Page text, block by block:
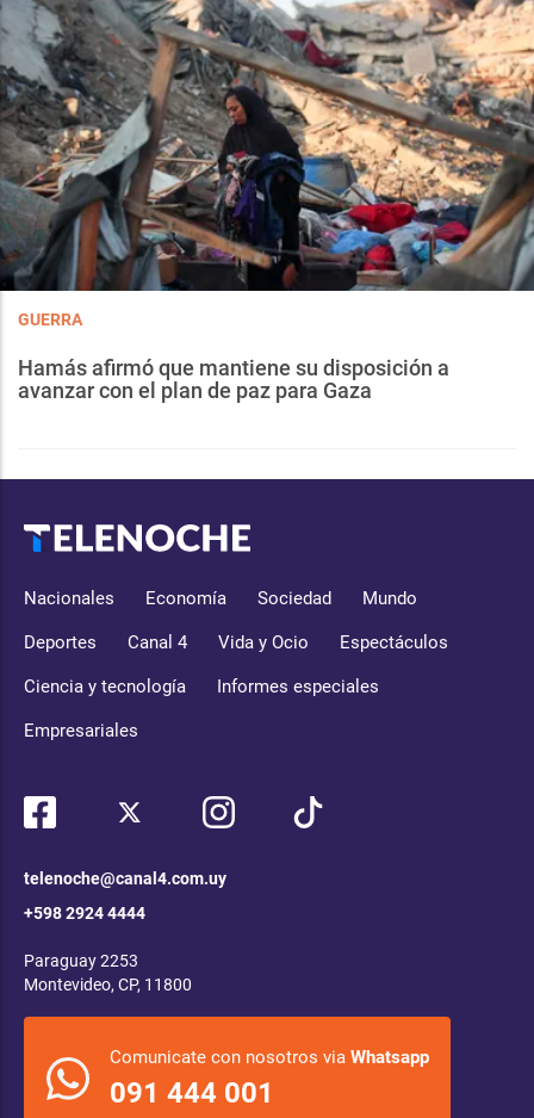
GUERRA
Hamás afirmó que mantiene su disposición a
avanzar con el plan de paz para Gaza
Nacionales Economía Sociedad Mundo
Deportes Canal 4 Vida y Ocio Espectáculos
Ciencia y tecnología Informes especiales
Empresariales
telenoche@canal4.com.uy
+598 2924 4444
Paraguay 2253
Montevideo, CP, 11800
Comunicate con nosotros via Whatsapp
091 444 001